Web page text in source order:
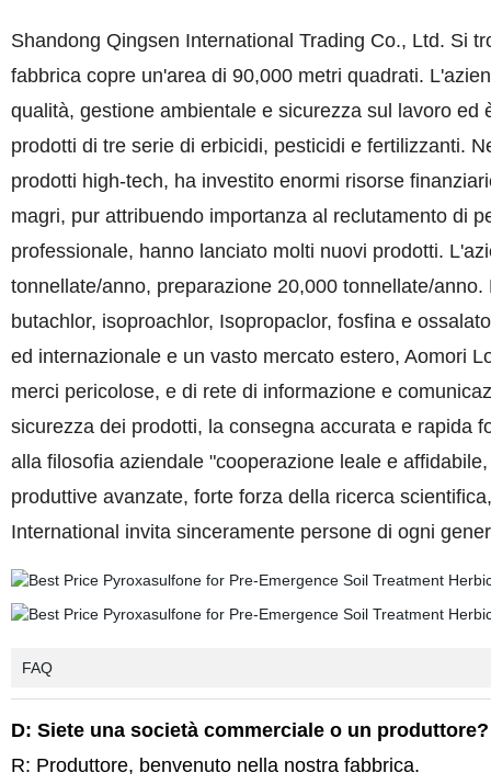
Shandong Qingsen International Trading Co., Ltd. Si
fabbrica copre un'area di 90,000 metri quadrati.
qualità, gestione ambientale e sicurezza sul lavoro
prodotti di tre serie di erbicidi, pesticidi e fertilizzanti.
prodotti high-tech, ha investito enormi risorse
magri, pur attribuendo importanza al reclutamento di
professionale, hanno lanciato molti nuovi prodotti.
tonnellate/anno, preparazione 20,000 tonnellate/
butachlor, isoproachlor, Isopropaclor, fosfina e
ed internazionale e un vasto mercato estero, Aomori
merci pericolose, e di rete di informazione e
sicurezza dei prodotti, la consegna accurata e rapida
alla filosofia aziendale "cooperazione leale e
produttive avanzate, forte forza della ricerca
International invita sinceramente persone di ogni
FAQ
D: Siete una società commerciale o un produttore?
R: Produttore, benvenuto nella nostra fabbrica.